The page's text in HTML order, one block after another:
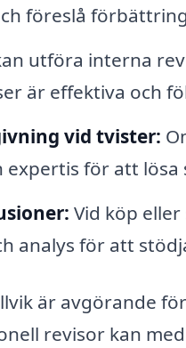
föreslå
utföra interna
är effektiva och
vid tvister:
expertis för att lösa
Vid köp
analys för att
är avgörande
revisor kan